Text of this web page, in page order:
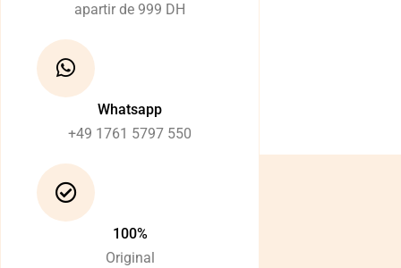
apartir de 999 DH
Whatsapp
+49 1761 5797 550
100%
Original